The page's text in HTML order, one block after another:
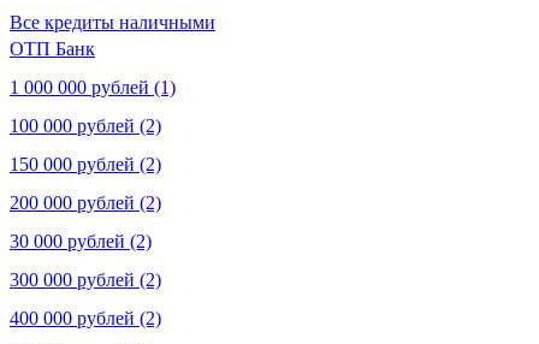
Все кредиты наличными
ОТП Банк
1 000 000 рублей (1)
100 000 рублей (2)
150 000 рублей (2)
200 000 рублей (2)
30 000 рублей (2)
300 000 рублей (2)
400 000 рублей (2)